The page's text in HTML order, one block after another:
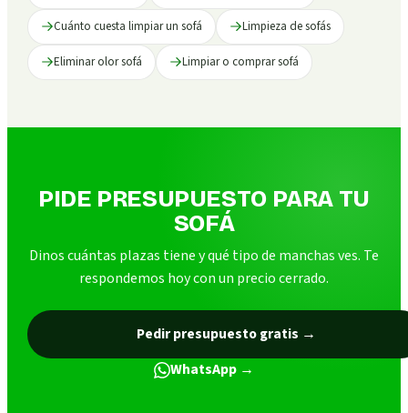
Cuánto cuesta limpiar un sofá Limpieza de sofás
Eliminar olor sofá Limpiar o comprar sofá
PIDE PRESUPUESTO PARA TU
SOFÁ
Dinos cuántas plazas tiene y qué tipo de manchas ves. Te
respondemos hoy con un precio cerrado.
Pedir presupuesto gratis →
WhatsApp →